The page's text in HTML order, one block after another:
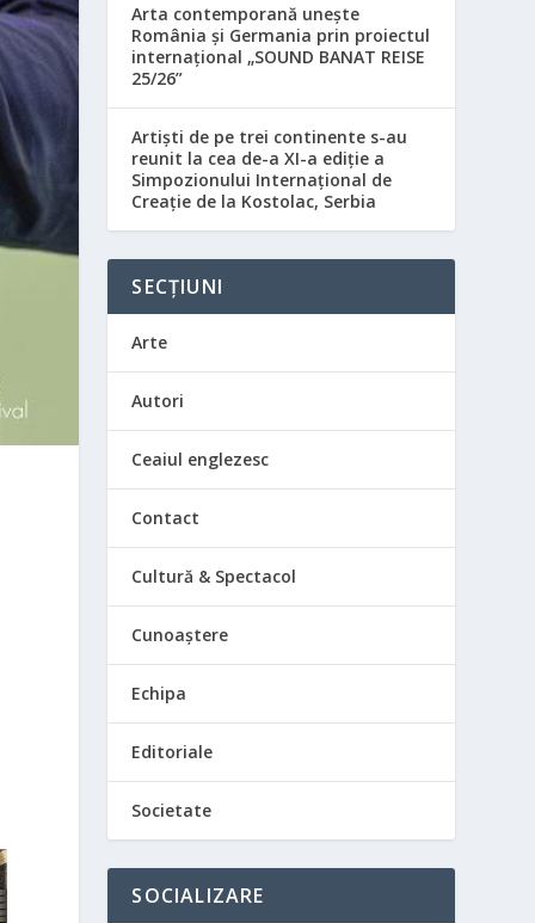
Arta contemporană unește
România și Germania prin proiectul
internațional „SOUND BANAT REISE
25/26”
Artiști de pe trei continente s-au
reunit la cea de-a XI-a ediție a
Simpozionului Internațional de
Creație de la Kostolac, Serbia
SECȚIUNI
Arte
Autori
Ceaiul englezesc
Contact
Cultură & Spectacol
Cunoaștere
Echipa
Editoriale
Societate
SOCIALIZARE